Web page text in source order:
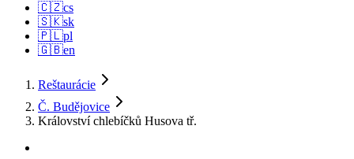
🇨🇿cs
🇸🇰sk
🇵🇱pl
🇬🇧en
Reštaurácie
Č. Budějovice
Království chlebíčků Husova tř.